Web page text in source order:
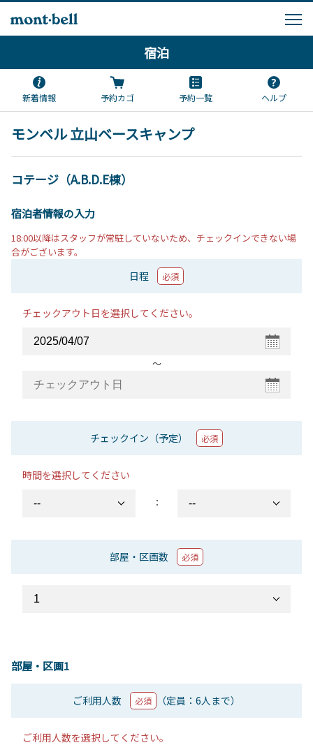
宿泊
新着情報 予約カゴ 予約一覧 ヘルプ
モンベル 立山ベースキャンプ
コテージ（A.B.D.E棟）
宿泊者情報の入力
18:00以降はスタッフが常駐していないため、チェックインできない場
合がございます。
日程 必須
チェックアウト日を選択してください。
〜
チェックイン（予定） 必須
時間を選択してください
：
部屋・区画数 必須
部屋・区画1
ご利用人数 必須 （定員：6人まで）
ご利用人数を選択してください。